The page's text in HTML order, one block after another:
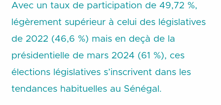
Avec un taux de participation de 49,72 %,
légèrement supérieur à celui des législatives
de 2022 (46,6 %) mais en deçà de la
présidentielle de mars 2024 (61 %), ces
élections législatives s’inscrivent dans les
tendances habituelles au Sénégal.